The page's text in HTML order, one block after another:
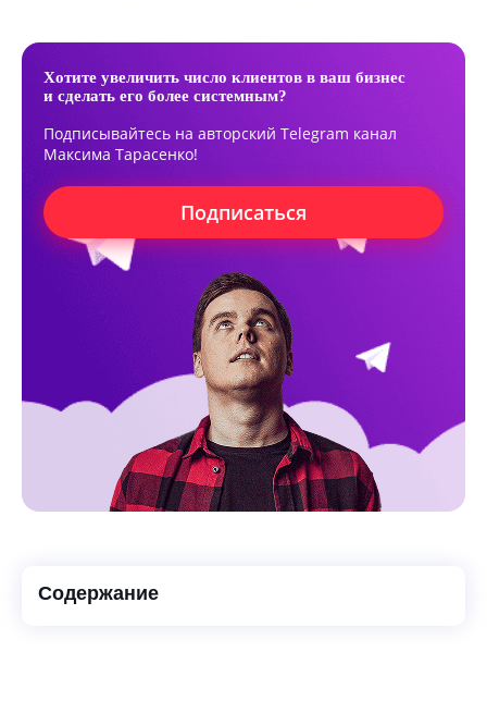
Хотите увеличить число клиентов в ваш бизнес
и сделать его более системным?
Подписывайтесь на авторский Telegram канал
Максима Тарасенко!
Подписаться
Содержание